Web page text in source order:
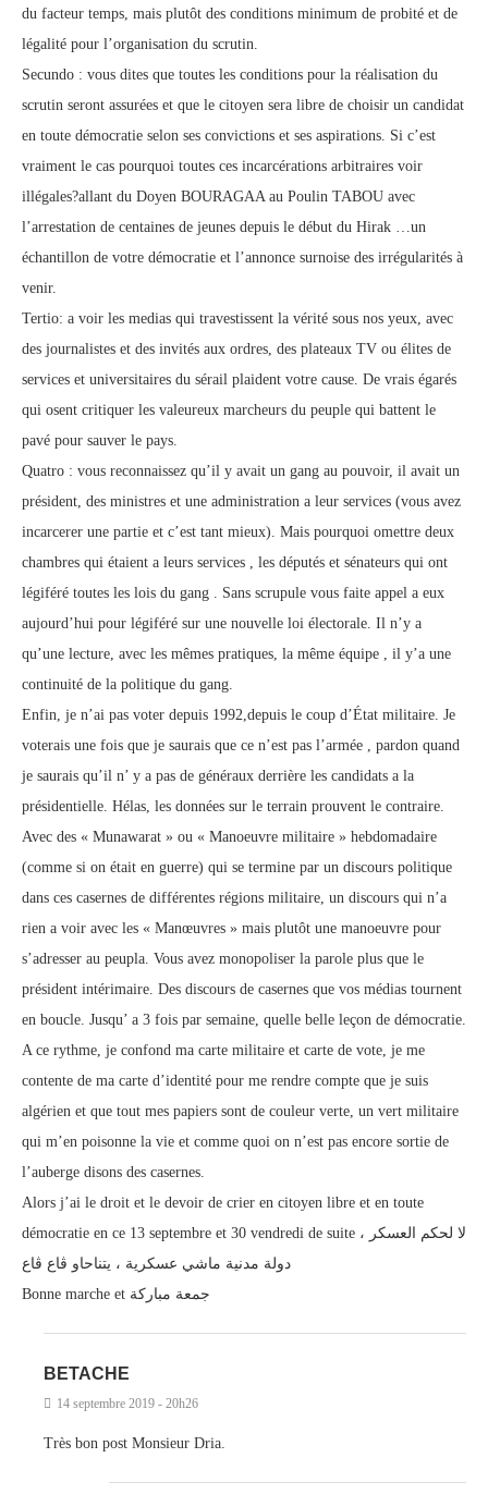
du facteur temps, mais plutôt des conditions minimum de probité et de
légalité pour l’organisation du scrutin.
Secundo : vous dites que toutes les conditions pour la réalisation du
scrutin seront assurées et que le citoyen sera libre de choisir un candidat
en toute démocratie selon ses convictions et ses aspirations. Si c’est
vraiment le cas pourquoi toutes ces incarcérations arbitraires voir
illégales?allant du Doyen BOURAGAA au Poulin TABOU avec
l’arrestation de centaines de jeunes depuis le début du Hirak …un
échantillon de votre démocratie et l’annonce surnoise des irrégularités à
venir.
Tertio: a voir les medias qui travestissent la vérité sous nos yeux, avec
des journalistes et des invités aux ordres, des plateaux TV ou élites de
services et universitaires du sérail plaident votre cause. De vrais égarés
qui osent critiquer les valeureux marcheurs du peuple qui battent le
pavé pour sauver le pays.
Quatro : vous reconnaissez qu’il y avait un gang au pouvoir, il avait un
président, des ministres et une administration a leur services (vous avez
incarcerer une partie et c’est tant mieux). Mais pourquoi omettre deux
chambres qui étaient a leurs services , les députés et sénateurs qui ont
légiféré toutes les lois du gang . Sans scrupule vous faite appel a eux
aujourd’hui pour légiféré sur une nouvelle loi électorale. Il n’y a
qu’une lecture, avec les mêmes pratiques, la même équipe , il y’a une
continuité de la politique du gang.
Enfin, je n’ai pas voter depuis 1992,depuis le coup d’État militaire. Je
voterais une fois que je saurais que ce n’est pas l’armée , pardon quand
je saurais qu’il n’ y a pas de généraux derrière les candidats a la
présidentielle. Hélas, les données sur le terrain prouvent le contraire.
Avec des « Munawarat » ou « Manoeuvre militaire » hebdomadaire
(comme si on était en guerre) qui se termine par un discours politique
dans ces casernes de différentes régions militaire, un discours qui n’a
rien a voir avec les « Manœuvres » mais plutôt une manoeuvre pour
s’adresser au peupla. Vous avez monopoliser la parole plus que le
président intérimaire. Des discours de casernes que vos médias tournent
en boucle. Jusqu’ a 3 fois par semaine, quelle belle leçon de démocratie.
A ce rythme, je confond ma carte militaire et carte de vote, je me
contente de ma carte d’identité pour me rendre compte que je suis
algérien et que tout mes papiers sont de couleur verte, un vert militaire
qui m’en poisonne la vie et comme quoi on n’est pas encore sortie de
l’auberge disons des casernes.
Alors j’ai le droit et le devoir de crier en citoyen libre et en toute
démocratie en ce 13 septembre et 30 vendredi de suite لا لحكم العسكر ،
دولة مدنية ماشي عسكرية ، يتناحاو ڨاع ڨاع
Bonne marche et جمعة مباركة
BETACHE
14 septembre 2019 - 20h26
Très bon post Monsieur Dria.